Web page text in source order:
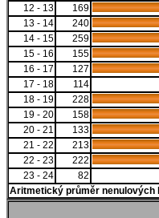
12 - 13
169
13 - 14
240
14 - 15
259
15 - 16
155
16 - 17
127
17 - 18
114
18 - 19
228
19 - 20
158
20 - 21
133
21 - 22
213
22 - 23
222
23 - 24
82
Aritmetický průměr nenulových